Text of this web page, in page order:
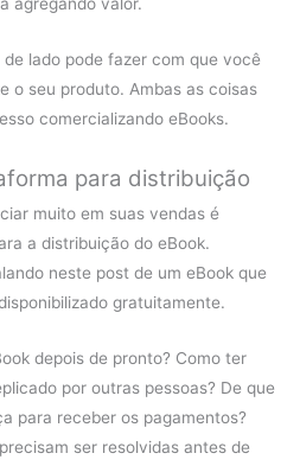
lado pode fazer com que você
o seu produto. Ambas as coisas
comercializando eBooks.
para distribuição
muito em suas vendas é
a distribuição do eBook.
neste post de um eBook que
gratuitamente.
depois de pronto? Como ter
por outras pessoas? De que
para receber os pagamentos?
ser resolvidas antes de